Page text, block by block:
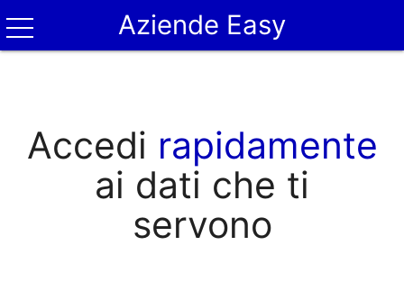
Aziende Easy
Accedi rapidamente
ai dati che ti
servono